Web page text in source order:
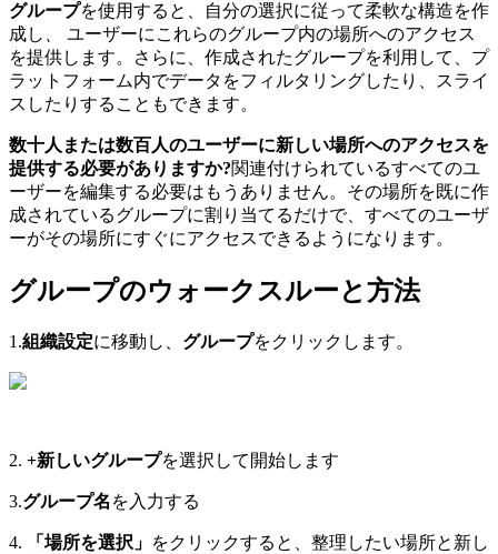
グループを使用すると、自分の選択に従って柔軟な構造を作
成し 、
ユーザーにこれらのグループ内の場所へのアクセス
を提供します。さらに、作成されたグループを利用して、プ
ラットフォーム内でデータをフィルタリングしたり、スライ
スしたりすることもできます。
数十人または数百人のユーザーに新しい場所へのアクセスを
提供する必要がありますか?関連付けられているすべてのユ
ーザーを編集する必要はもうありません。その場所を既に作
成されているグループに割り当てるだけで、すべてのユーザ
ーがその場所にすぐにアクセスできるようになります。
グループのウォークスルーと方法
1.組織設定に移動し、 グループをクリックします。
2. +新しいグループを選択して開始します
3.グループ名 を入力する
4. 「場所を選択」 をクリックすると、整理したい場所と新し